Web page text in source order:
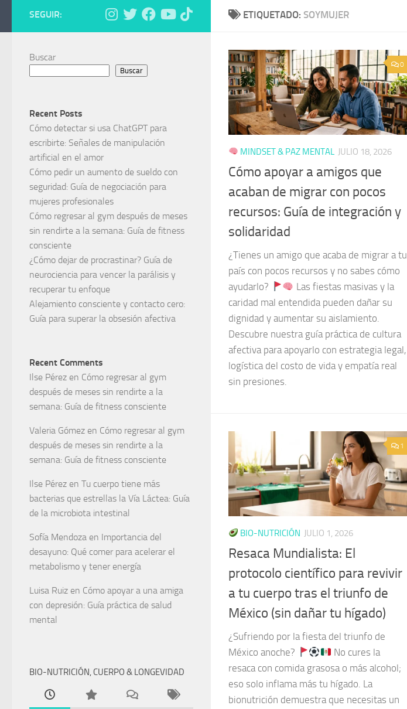
ETIQUETADO: SOYMUJER
0
MINDSET & PAZ MENTAL JULIO 18, 2026
Cómo apoyar a amigos que
acaban de migrar con pocos
recursos: Guía de integración y
solidaridad
¿Tienes un amigo que acaba de migrar a tu
país con pocos recursos y no sabes cómo
ayudarlo?
Las fiestas masivas y la
caridad mal entendida pueden dañar su
dignidad y aumentar su aislamiento.
Descubre nuestra guía práctica de cultura
afectiva para apoyarlo con estrategia legal,
logística del costo de vida y empatía real
sin presiones.
1
BIO-NUTRICIÓN JULIO 1, 2026
Resaca Mundialista: El
protocolo científico para revivir
a tu cuerpo tras el triunfo de
México (sin dañar tu hígado)
¿Sufriendo por la fiesta del triunfo de
México anoche?
No cures la
resaca con comida grasosa o más alcohol;
eso solo inflama más tu hígado. La
bionutrición demuestra que necesitas un
SEGUIR:
Buscar
Buscar
Recent Posts
Cómo detectar si usa ChatGPT para
escribirte: Señales de manipulación
artificial en el amor
Cómo pedir un aumento de sueldo con
seguridad: Guía de negociación para
mujeres profesionales
Cómo regresar al gym después de meses
sin rendirte a la semana: Guía de fitness
consciente
¿Cómo dejar de procrastinar? Guía de
neurociencia para vencer la parálisis y
recuperar tu enfoque
Alejamiento consciente y contacto cero:
Guía para superar la obsesión afectiva
Recent Comments
Ilse Pérez en Cómo regresar al gym
después de meses sin rendirte a la
semana: Guía de fitness consciente
Valeria Gómez en Cómo regresar al gym
después de meses sin rendirte a la
semana: Guía de fitness consciente
Ilse Pérez en Tu cuerpo tiene más
bacterias que estrellas la Vía Láctea: Guía
de la microbiota intestinal
Sofía Mendoza en Importancia del
desayuno: Qué comer para acelerar el
metabolismo y tener energía
Luisa Ruiz en Cómo apoyar a una amiga
con depresión: Guía práctica de salud
mental
BIO-NUTRICIÓN, CUERPO & LONGEVIDAD